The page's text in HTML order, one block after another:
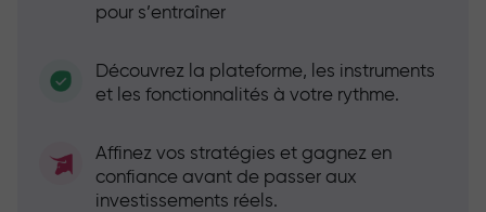
pour s’entraîner
Découvrez la plateforme, les instruments
et les fonctionnalités à votre rythme.
Affinez vos stratégies et gagnez en
confiance avant de passer aux
investissements réels.